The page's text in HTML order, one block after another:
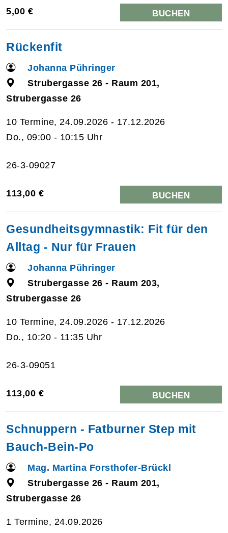
5,00 € BUCHEN
Rückenfit
Johanna Pühringer
Strubergasse 26 - Raum 201,
Strubergasse 26
10 Termine, 24.09.2026 - 17.12.2026
Do., 09:00 - 10:15 Uhr
26-3-09027
113,00 € BUCHEN
Gesundheitsgymnastik: Fit für den
Alltag - Nur für Frauen
Johanna Pühringer
Strubergasse 26 - Raum 203,
Strubergasse 26
10 Termine, 24.09.2026 - 17.12.2026
Do., 10:20 - 11:35 Uhr
26-3-09051
113,00 € BUCHEN
Schnuppern - Fatburner Step mit
Bauch-Bein-Po
Mag. Martina Forsthofer-Brückl
Strubergasse 26 - Raum 201,
Strubergasse 26
1 Termine, 24.09.2026